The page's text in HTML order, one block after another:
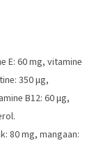
E: 60 mg, vitamine
350 µg,
B12: 60 µg,
80 mg, mangaan: